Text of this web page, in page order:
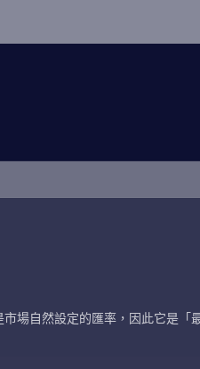
場自然設定的匯率，因此它是「